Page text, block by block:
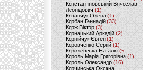
Константіновський Вячеслав
Леонідович (1)
Копанчук Олена (1)
Корбан Геннадій (33)
Корж Віктор (3)
Корнацький Аркадій (2)
Корнійчук Євген (1)
Коровченко Сергій (1)
Королевська Наталія(5)
Король Марія Григорівна (1)
Король Олександр (16)
Корчинська Оксана